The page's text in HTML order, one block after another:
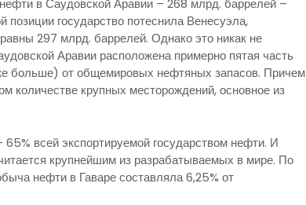
в Саудовской Аравии – 268 млрд. баррелей –
государство потеснила Венесуэла,
297 млрд. баррелей. Однако это никак не
Аравии расположена примерно пятая часть
больше) от общемировых нефтяных запасов. Причем
количестве крупных месторождений, основное из
всей экспортируемой государством нефти. И
крупнейшим из разрабатываемых в мире. По
нефти в Гаваре составляла 6,25% от